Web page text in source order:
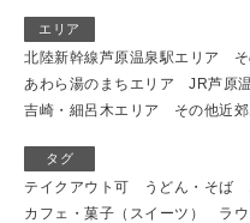
エリア
北陸新幹線芦原温泉駅エリア
あわら湯のまちエリア
JR芦原
吉崎・細呂木エリア
その他近
タグ
テイクアウト可 うどん・そば
カフェ・菓子（スイーツ）
ラ